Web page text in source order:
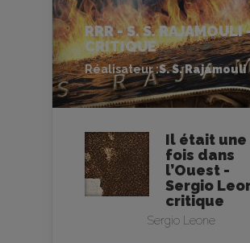
RRR - S. S. RAJAMOULI
CRITIQUE
Réalisateur :S. S. Rajamouli
Il était une
fois dans
l’Ouest -
Sergio
critique
Sergio Leone